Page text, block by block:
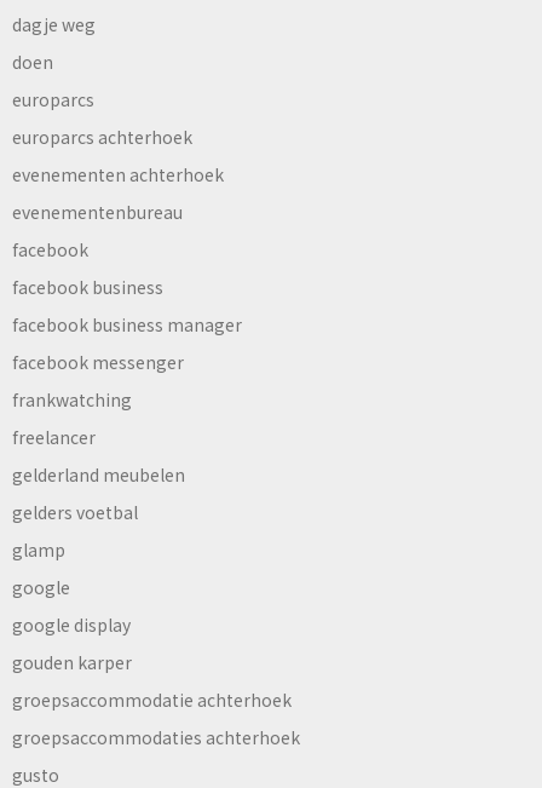
dagje weg
doen
europarcs
europarcs achterhoek
evenementen achterhoek
evenementenbureau
facebook
facebook business
facebook business manager
facebook messenger
frankwatching
freelancer
gelderland meubelen
gelders voetbal
glamp
google
google display
gouden karper
groepsaccommodatie achterhoek
groepsaccommodaties achterhoek
gusto